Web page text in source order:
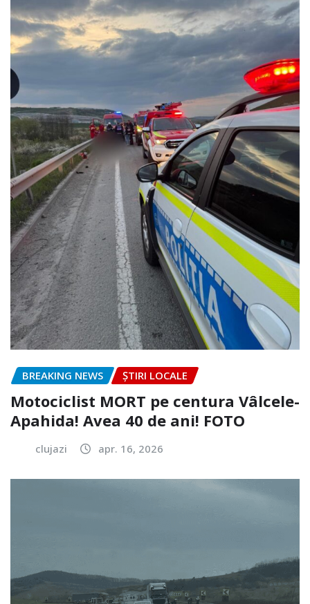
BREAKING NEWS ȘTIRI LOCALE
Motociclist MORT pe centura Vâlcele-
Apahida! Avea 40 de ani! FOTO
clujazi apr. 16, 2026